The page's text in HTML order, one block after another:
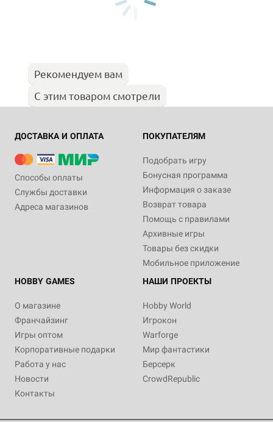
Рекомендуем вам
С этим товаром смотрели
ДОСТАВКА И ОПЛАТА
Способы оплаты
Службы доставки
Адреса магазинов
ПОКУПАТЕЛЯМ
Подобрать игру
Бонусная программа
Информация о заказе
Возврат товара
Помощь с правилами
Архивные игры
Товары без скидки
Мобильное приложение
HOBBY GAMES
О магазине
Франчайзинг
Игры оптом
Корпоративные подарки
Работа у нас
Новости
Контакты
НАШИ ПРОЕКТЫ
Hobby World
Игрокон
Warforge
Мир фантастики
Берсерк
CrowdRepublic